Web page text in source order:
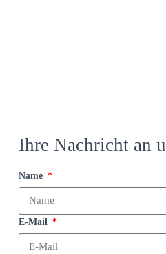
Ihre Nachricht an
Name
E-Mail